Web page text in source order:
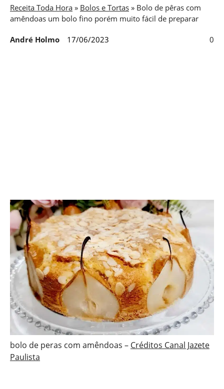
Receita Toda Hora » Bolos e Tortas » Bolo de pêras com
amêndoas um bolo fino porém muito fácil de preparar
André Holmo 17/06/2023 0
bolo de peras com amêndoas – Créditos Canal Jazete
Paulista